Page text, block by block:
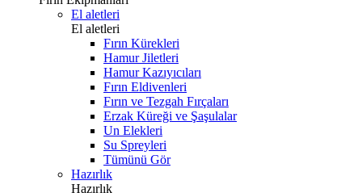
El aletleri
El aletleri
Fırın Kürekleri
Hamur Jiletleri
Hamur Kazıyıcıları
Fırın Eldivenleri
Fırın ve Tezgah Fırçaları
Erzak Küreği ve Şaşulalar
Un Elekleri
Su Spreyleri
Tümünü Gör
Hazırlık
Hazırlık